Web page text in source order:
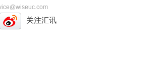
关注汇讯